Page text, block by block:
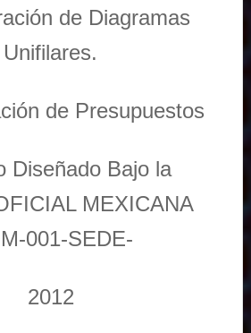
de Diagramas
Unifilares.
de Presupuestos
Diseñado Bajo la
MEXICANA
001-SEDE-
2012